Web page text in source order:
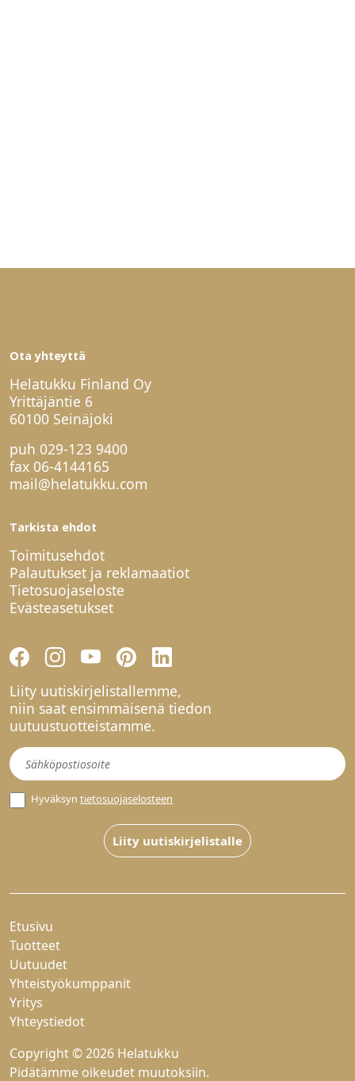
Ota yhteyttä
Helatukku Finland Oy
Yrittäjäntie 6
60100 Seinäjoki
puh 029-123 9400
fax 06-4144165
mail@helatukku.com
Tarkista ehdot
Toimitusehdot
Palautukset ja reklamaatiot
Tietosuojaseloste
Evästeasetukset
Liity uutiskirjelistallemme,
niin saat ensimmäisenä tiedon
uutuustuotteistamme.
Uutiskirje
Hyväksyn tietosuojaselosteen
Liity uutiskirjelistalle
Etusivu
Tuotteet
Uutuudet
Yhteistyökumppanit
Yritys
Yhteystiedot
Copyright © 2026 Helatukku
Pidätämme oikeudet muutoksiin.